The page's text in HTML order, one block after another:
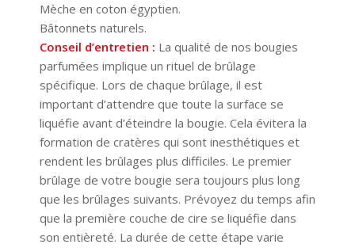
Mèche en coton égyptien.
Bâtonnets naturels.
Conseil d’entretien : La qualité de nos bougies
parfumées implique un rituel de brûlage
spécifique. Lors de chaque brûlage, il est
important d’attendre que toute la surface se
liquéfie avant d’éteindre la bougie. Cela évitera la
formation de cratères qui sont inesthétiques et
rendent les brûlages plus difficiles. Le premier
brûlage de votre bougie sera toujours plus long
que les brûlages suivants. Prévoyez du temps afin
que la première couche de cire se liquéfie dans
son entièreté. La durée de cette étape varie